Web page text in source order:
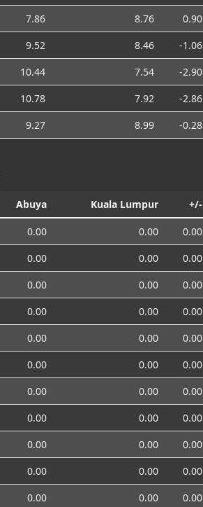
7.86 8.76
0.90
9.52 8.46
-1.06
10.44 7.54
-2.90
10.78 7.92
-2.86
9.27 8.99 -0.28
Abuya Kuala Lumpur +/-
0.00 0.00
0.00
0.00 0.00
0.00
0.00 0.00
0.00
0.00 0.00
0.00
0.00 0.00
0.00
0.00 0.00
0.00
0.00 0.00
0.00
0.00 0.00
0.00
0.00 0.00
0.00
0.00 0.00
0.00
0.00 0.00 0.00